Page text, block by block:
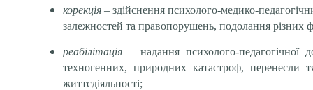
корекція – здійснення психолого-медико-
залежностей та правопорушень, подолання різних
реабілітація – надання психолого-педагогічної
техногенних, природних катастроф, перенесли
життєдіяльності;